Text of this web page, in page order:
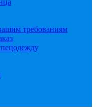
требованиям